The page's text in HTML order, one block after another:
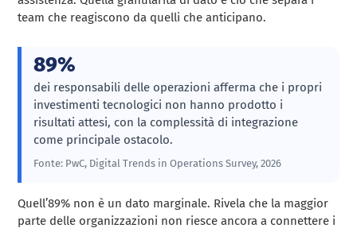
team che reagiscono da quelli che anticipano.
89%
dei responsabili delle operazioni afferma che i propri
investimenti tecnologici non hanno prodotto i
risultati attesi, con la complessità di integrazione
come principale ostacolo.
Fonte: PwC, Digital Trends in Operations Survey, 2026
Quell’89% non è un dato marginale. Rivela che la maggior
parte delle organizzazioni non riesce ancora a connettere i